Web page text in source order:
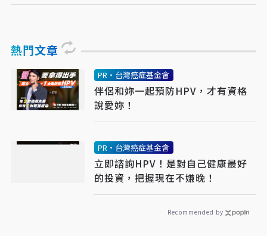
熱門文章
PR・台灣癌症基金會
伴侶和妳一起預防HPV，才有資格
說愛妳！
PR・台灣癌症基金會
立即諮詢HPV！是對自己健康最好
的投資，把握現在不嫌晚！
Recommended by